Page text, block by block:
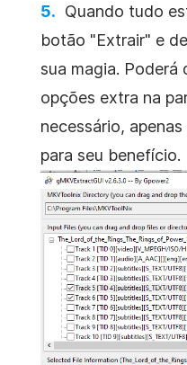
Quando tudo
botão "Extrair" e
sua magia. Poderá
opções extra na
necessário,
para seu benefício.